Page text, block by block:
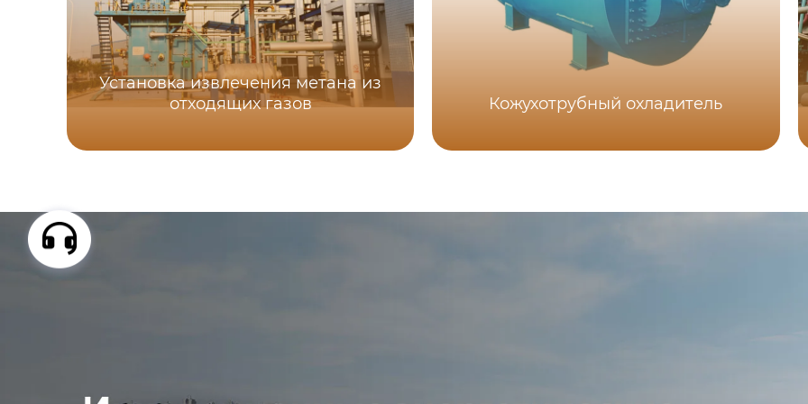
Установка извлечения метана из
отходящих газов
Кожухотрубный охладитель